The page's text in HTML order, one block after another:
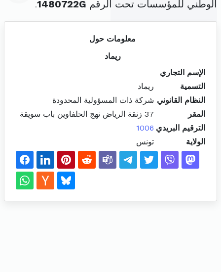
الوطني للمؤسسات تحت الرقم 1480722G
.
معلومات حول
ريماد
الإسم التجاري
التسمية
ريماد
النظام القانوني شركة ذات المسؤولية المحدودة
المقر
37 زنقة الرياض نهج الحلفاوين باب سويقة
الترقيم البريدي 1006
الولاية
تونس